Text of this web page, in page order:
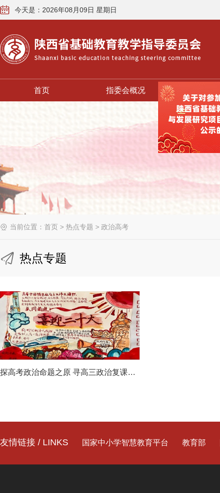
今天是：2026年08月09日 星期日
首页 指委会概况
当前位置： 首页 > 热点专题 > 政治高考
热点专题
探高考政治命题之原 寻高三政治复课之策
友情链接 / LINKS 国家中小学智慧教育平台 教育部